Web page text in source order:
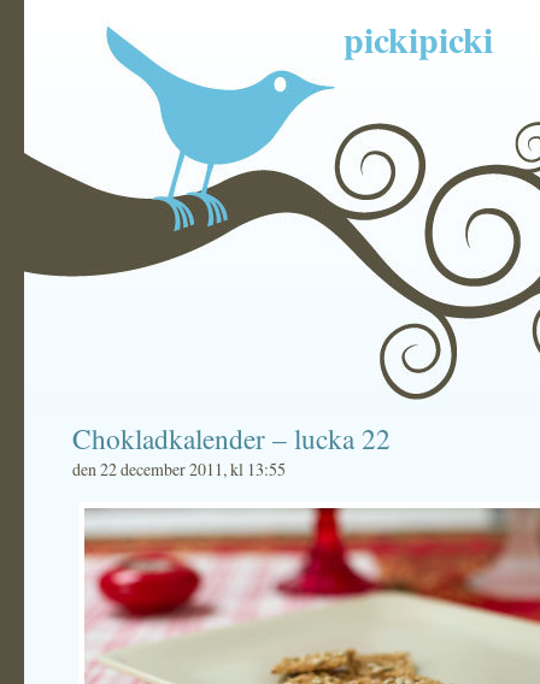
pickipicki
Chokladkalender – lucka 22
den 22 december 2011, kl 13:55